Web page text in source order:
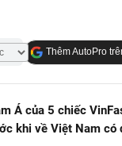
Thêm AutoPro
Á của 5 chiếc
khi về Việt Nam